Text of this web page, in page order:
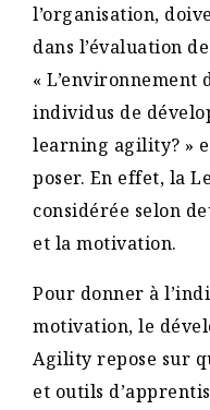
l’organisation,
dans l’évaluation
«
individus de
learning agility? »
poser. En effet, la
considérée selon
et la motivation.
Pour donner à
motivation, le
Agility repose sur
et outils